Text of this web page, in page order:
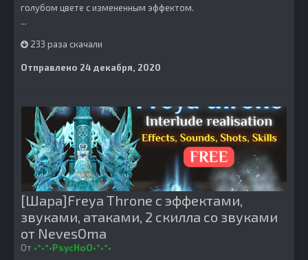
голубом цвете с измененным эффектом.
...
233 раза скачали
Отправлено 24 декабря, 2020
[Шара]Freya Throne с эффектами,
звуками, атаками, 2 скилла со звуками
от NevesOma
От •°•°•PsycHoO•°•°•